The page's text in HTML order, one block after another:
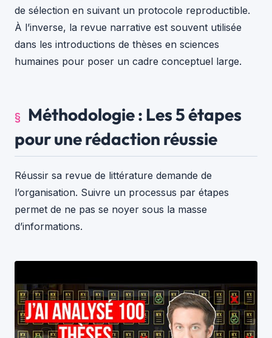
de sélection en suivant un protocole reproductible.
À l’inverse, la revue narrative est souvent utilisée
dans les introductions de thèses en sciences
humaines pour poser un cadre conceptuel large.
Méthodologie : Les 5 étapes
pour une rédaction réussie
Réussir sa revue de littérature demande de
l’organisation. Suivre un processus par étapes
permet de ne pas se noyer sous la masse
d’informations.